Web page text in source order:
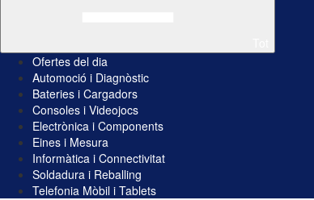
Ofertes del dia
Automoció i Diagnòstic
Bateries i Cargadors
Consoles i Videojocs
Electrònica i Components
Eines i Mesura
Informàtica i Connectivitat
Soldadura i Reballing
Telefonia Mòbil i Tablets